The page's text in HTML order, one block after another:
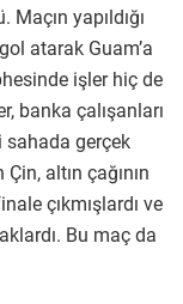
yapıldığı
atarak Guam’a
işler hiç de
banka çalışanları
sahada gerçek
altın çağının
çıkmışlardı ve
Bu maç da